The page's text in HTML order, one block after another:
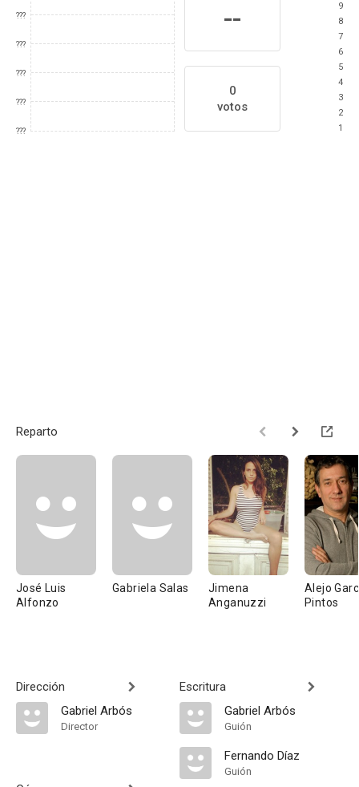
???
???
???
???
???
--
0
votos
9
8
7
6
5
4
3
2
1
Reparto
José Luis
Alfonzo
Gabriela Salas
Jimena
Anganuzzi
Alejo
Pintos
Dirección
Gabriel Arbós
Director
Escritura
Gabriel Arbós
Guión
Fernando Díaz
Guión